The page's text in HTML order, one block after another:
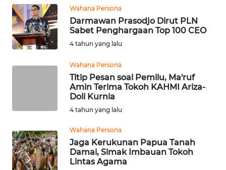
Wahana Persona
Darmawan Prasodjo Dirut PLN
Sabet Penghargaan Top 100 CEO
4 tahun yang lalu
Wahana Persona
Titip Pesan soal Pemilu, Ma'ruf
Amin Terima Tokoh KAHMI Ariza-
Doli Kurnia
4 tahun yang lalu
Wahana Persona
Jaga Kerukunan Papua Tanah
Damai, Simak Imbauan Tokoh
Lintas Agama
WN
BENGKULU
WN
WN
JOGJA